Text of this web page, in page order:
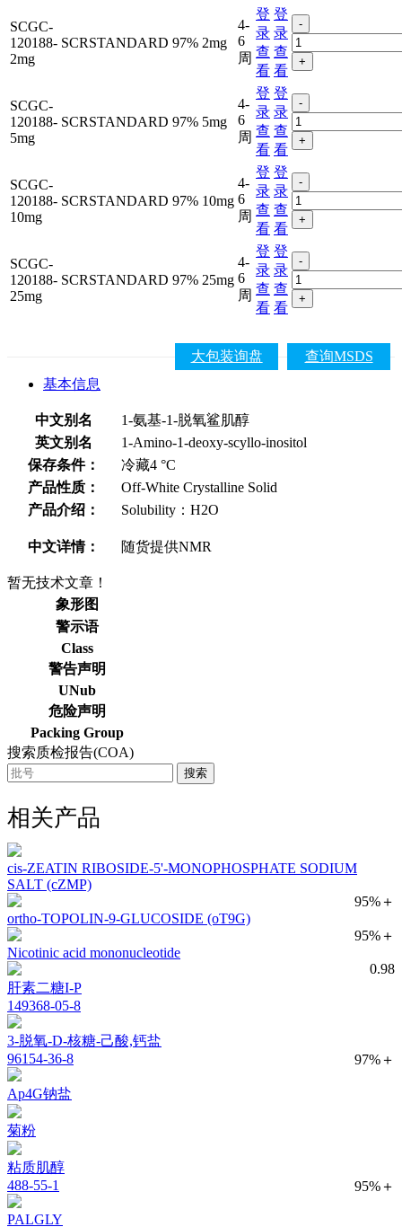
SCGC-
120188-
2mg
SCRSTANDARD 97% 2mg
4-
6
周
登
录
查
看
登
录
查
看
-
+
SCGC-
120188-
5mg
SCRSTANDARD 97% 5mg
4-
6
周
登
录
查
看
登
录
查
看
-
+
SCGC-
120188-
10mg
SCRSTANDARD 97% 10mg
4-
6
周
登
录
查
看
登
录
查
看
-
+
SCGC-
120188-
25mg
SCRSTANDARD 97% 25mg
4-
6
周
登
录
查
看
登
录
查
看
-
+
查询MSDS
大包装询盘
基本信息
中文别名
1-氨基-1-脱氧鲨肌醇
英文别名
1-Amino-1-deoxy-scyllo-inositol
保存条件：
冷藏4 °C
产品性质：
Off-White Crystalline Solid
产品介绍：
Solubility：H2O
中文详情： 随货提供NMR
暂无技术文章！
象形图
警示语
Class
警告声明
UNub
危险声明
Packing Group
搜索质检报告(COA)
搜索
相关产品
cis-ZEATIN RIBOSIDE-5'-MONOPHOSPHATE SODIUM
SALT (cZMP)
95%＋
ortho-TOPOLIN-9-GLUCOSIDE (oT9G)
95%＋
Nicotinic acid mononucleotide
0.98
肝素二糖I-P
149368-05-8
3-脱氧-D-核糖-己酸,钙盐
97%＋
96154-36-8
Ap4G钠盐
菊粉
粘质肌醇
95%＋
488-55-1
PALGLY